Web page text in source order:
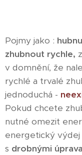
Pojmy jako :
zhubnout rychle,
v domnění, že
rychlé a trvalé
jednoduchá -
Pokud chcete
nutné omezit
energetický výdej
s drobnými